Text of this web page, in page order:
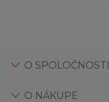
O SPOLOČNOSTI
O NÁKUPE